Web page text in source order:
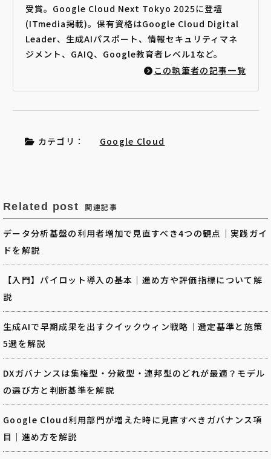
受賞。Google Cloud Next Tokyo 2025に登壇
(ITmedia掲載)。保有資格はGoogle Cloud Digital
Leader、生成AIパスポート、情報セキュリティマネ
ジメント、GAIQ、Google教育者レベル1など。
この執筆者の記事一覧
カテゴリ： Google Cloud
Related post 関連記事
データ分析基盤の利用者増加で見直すべき4つの観点｜実践ガイ
ドを解説
【入門】パイロット導入の基本｜進め方や評価指標について解
説
生成AIで早期成果を出すクイックウィン戦略｜選定基準と施策
5選を解説
DXガバナンスは集権型・分散型・連邦型のどれが最適？モデル
の選び方と判断基準を解説
Google Cloud利用部門が増えた時に見直すべきガバナンス項
目｜進め方を解説